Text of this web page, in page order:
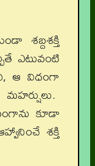
శబ్దశక్తి
ఎటువంటి
ఆ విధంగా
కూడా
శక్తి